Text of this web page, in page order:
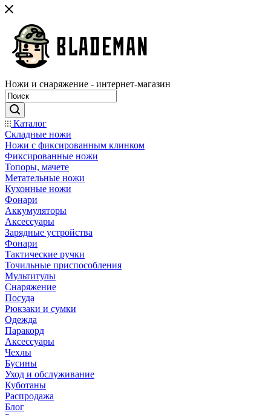
Ножи и снаряжение - интернет-магазин
Каталог
Складные ножи
Ножи с фиксированным клинком
Фиксированные ножи
Топоры, мачете
Метательные ножи
Кухонные ножи
Фонари
Аккумуляторы
Аксессуары
Зарядные устройства
Фонари
Тактические ручки
Точильные приспособления
Мультитулы
Снаряжение
Посуда
Рюкзаки и сумки
Одежда
Паракорд
Аксессуары
Чехлы
Бусины
Уход и обслуживание
Куботаны
Распродажа
Блог